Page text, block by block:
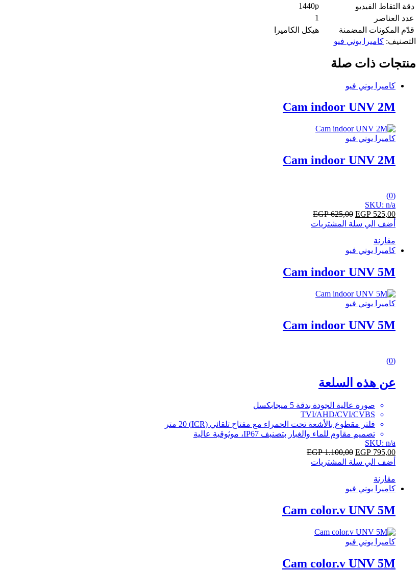
دقة التقاط الفيديو
1440p
عدد العناصر
1
قدّم المكونات المضمنة
هيكل الكاميرا
التصنيف: كاميرا يوني فيو
منتجات ذات صلة
كاميرا يوني فيو
Cam indoor UNV 2M
كاميرا يوني فيو
Cam indoor UNV 2M
of
5
(0)
SKU: n/a
EGP 525,00
EGP625,00
أضف الي سلة المشتريات
مقارنة
كاميرا يوني فيو
Cam indoor UNV 5M
كاميرا يوني فيو
Cam indoor UNV 5M
of
5
(0)
عن هذه السلعة
صورة عالية الجودة بدقة 5 ميجابكسل
TVI/AHD/CVI/CVBS
فلتر مقطوع بالأشعة تحت الحمراء مع مفتاح تلقائي (ICR) 20 متر
تصميم مقاوم للماء والغبار بتصنيف IP67، موثوقية عالية
SKU: n/a
EGP 795,00
EGP1.100,00
أضف الي سلة المشتريات
مقارنة
كاميرا يوني فيو
Cam color.v UNV 5M
كاميرا يوني فيو
Cam color.v UNV 5M